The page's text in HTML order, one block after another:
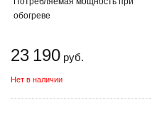
обогреве
23 190 руб.
Нет в наличии